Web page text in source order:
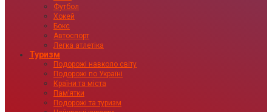
Футбол
Хокей
Бокс
Автоспорт
Легка атлетіка
Туризм
Подорожі навколо світу
Подорожі по Україні
Країни та міста
Пам’ятки
Подорожі та туризм